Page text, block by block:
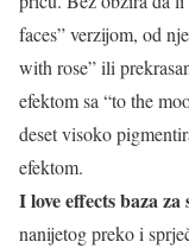
faces” verzijom, od
with rose” ili
efektom sa “to the
deset visoko
efektom.
I love effects baza
nanijetog preko i